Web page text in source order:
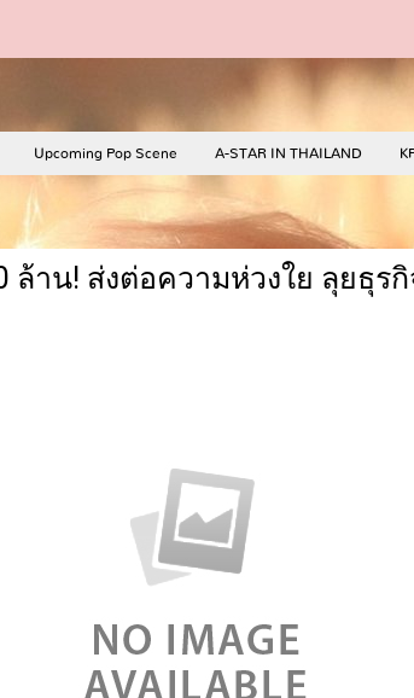
Upcoming Pop Scene A-STAR IN THAILAND
ล้าน! ส่งต่อความห่วงใย ลุยธุร